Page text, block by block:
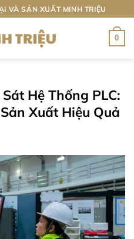
VÀ SẢN XUẤT MINH TRIỆU
0
Hệ Thống PLC:
Xuất Hiệu Quả